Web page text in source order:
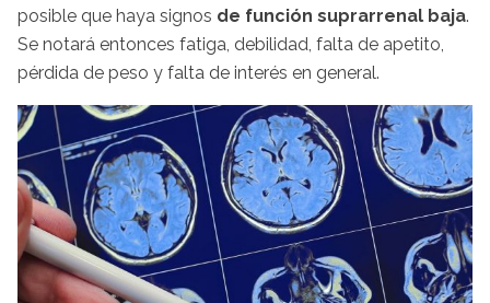
posible que haya signos de función suprarrenal baja.
Se notará entonces fatiga, debilidad, falta de apetito,
pérdida de peso y falta de interés en general.